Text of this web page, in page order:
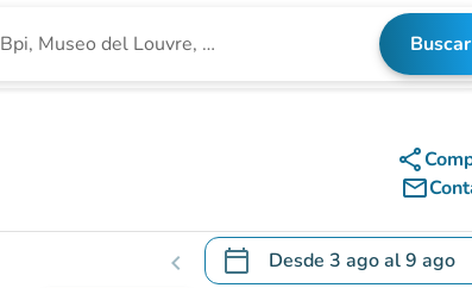
Buscar un establecimiento Buscar
share
mail_outline
chevron_left calendar_today Desde 3 agoal9 ago
.Abra el calendario para